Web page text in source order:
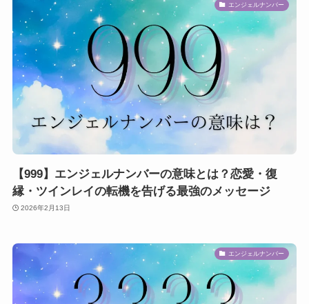
エンジェルナンバー
【999】エンジェルナンバーの意味とは？恋愛・復
縁・ツインレイの転機を告げる最強のメッセージ
2026年2月13日
エンジェルナンバー